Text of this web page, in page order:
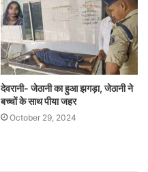
देवरानी- जेठानी का हुआ झगड़ा, जेठानी ने
बच्चों के साथ पीया जहर
October 29, 2024